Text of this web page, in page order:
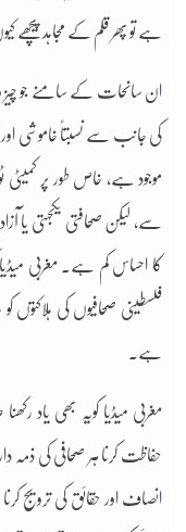
ہے تو پھر قلم کے مجاہد پیچھے
ان سانحات کے سامنے جو چیز
کی جانب سے نسبتاً خاموشی
موجود ہے، خاص طور پر
سے، لیکن صحافتی یکجہتی
کا احساس کم ہے۔ مغربی
فلسطینی صحافیوں کی
ہے۔
مغربی میڈیا کویہ بھی یاد
حفاظت کرنا ہر صحافی کی ذمہ
انصاف اور حقائق کی ترویج